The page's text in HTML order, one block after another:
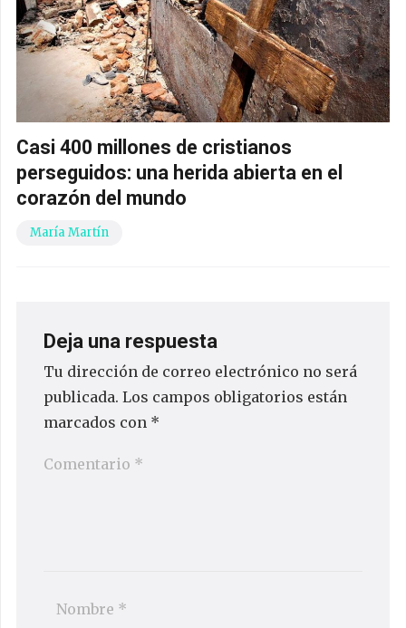
Casi 400 millones de cristianos
perseguidos: una herida abierta en el
corazón del mundo
María Martín
Deja una respuesta
Tu dirección de correo electrónico no será
publicada. Los campos obligatorios están
marcados con *